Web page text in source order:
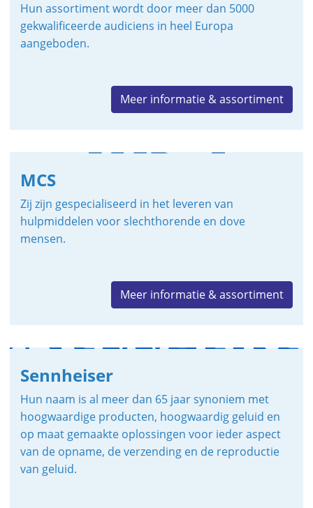
Hun assortiment wordt door meer dan 5000
gekwalificeerde audiciens in heel Europa
aangeboden.
Meer informatie & assortiment
MCS
Zij zijn gespecialiseerd in het leveren van
hulpmiddelen voor slechthorende en dove
mensen.
Meer informatie & assortiment
Sennheiser
Hun naam is al meer dan 65 jaar synoniem met
hoogwaardige producten, hoogwaardig geluid en
op maat gemaakte oplossingen voor ieder aspect
van de opname, de verzending en de reproductie
van geluid.